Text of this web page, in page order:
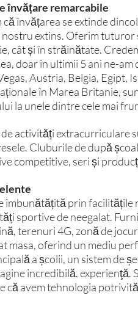
învățare remarcabile
că învățarea se extinde
extins. Oferim tuturor
cât și în străinătate.
doar în ultimii 5 ani ne-
Austria, Belgia,
în Marea Britanie,
la unele dintre cele mai
de activități
Cluburile de după
competitive, seri și
îmbunătățită prin facilitățile
sportive de neegalat.
terenuri 4G, zonă de
masa, oferind un mediu
a școlii, un sistem de
incredibilă. experienţă.
că avem tehnologia